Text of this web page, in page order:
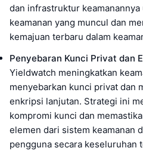
dan infrastruktur
keamanan yang muncul dan
kemajuan terbaru dalam
Penyebaran Kunci Privat dan
Yieldwatch meningkatkan
menyebarkan kunci privat dan
enkripsi lanjutan. Strategi ini
kompromi kunci dan
elemen dari sistem keamanan
pengguna secara keseluruhan